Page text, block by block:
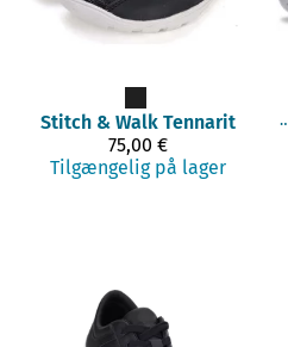
Stitch & Walk Tennarit
75,00 €
Tilgængelig på lager
Produkterne‪»Barefoot sko